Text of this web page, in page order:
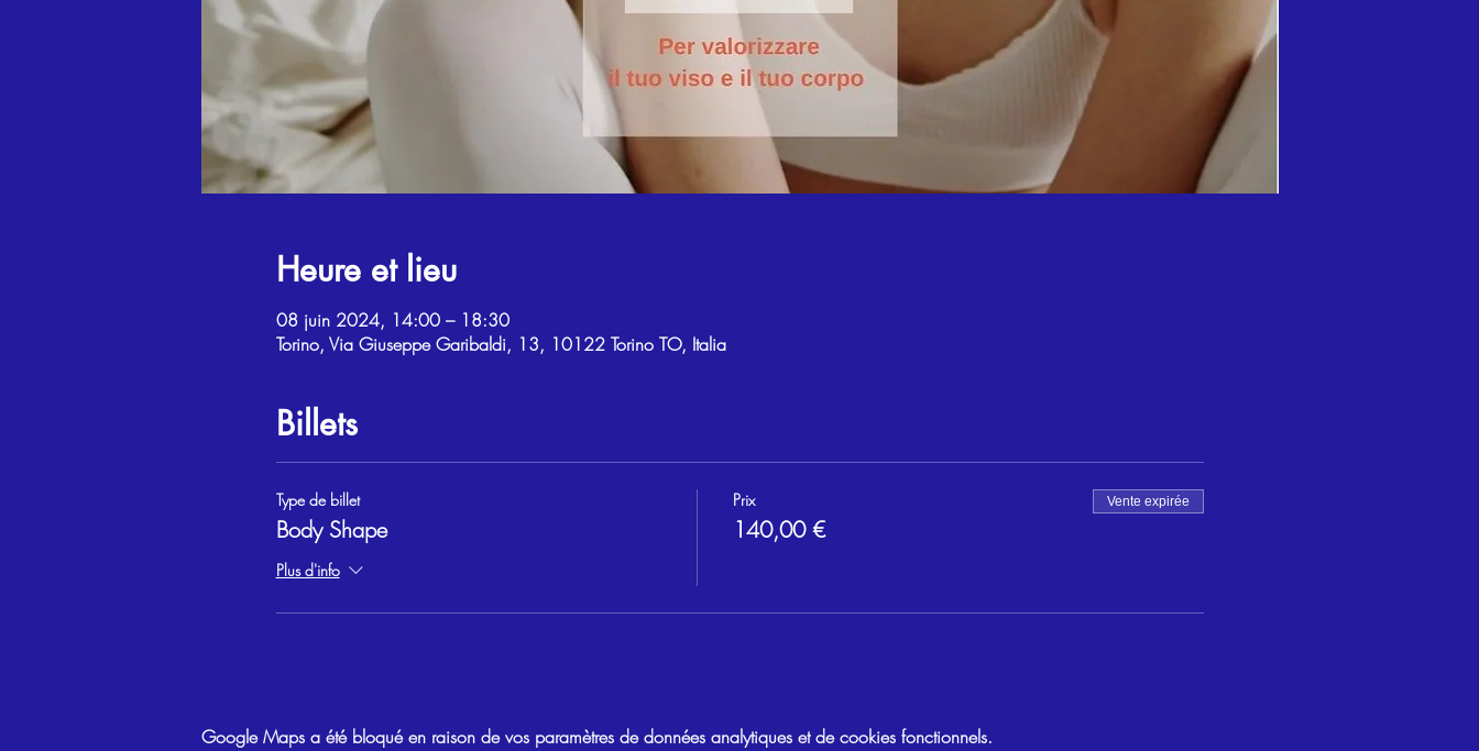
Heure et lieu
08 juin 2024, 14:00 – 18:30
Torino, Via Giuseppe Garibaldi, 13, 10122 Torino TO, Italia
Billets
Type de billet
Body Shape
Plus d'info
Prix
140,00 €
Vente expirée
Google Maps a été bloqué en raison de vos paramètres de données analytiques et de cookies fonctionnels.